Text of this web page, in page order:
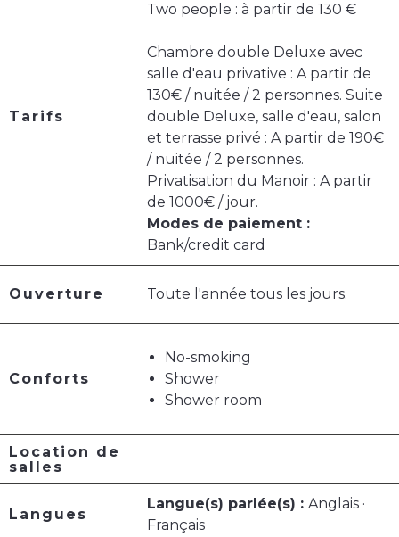
Tarifs
Two people : à partir de 130 €
Chambre double Deluxe avec
salle d'eau privative : A partir de
130€ / nuitée / 2 personnes. Suite
double Deluxe, salle d'eau, salon
et terrasse privé : A partir de 190€
/ nuitée / 2 personnes.
Privatisation du Manoir : A partir
de 1000€ / jour.
Modes de paiement :
Bank/credit card
Ouverture Toute l'année tous les jours.
Conforts
No-smoking
Shower
Shower room
Location de
salles
Langues
Langue(s) parlée(s) : Anglais ·
Français